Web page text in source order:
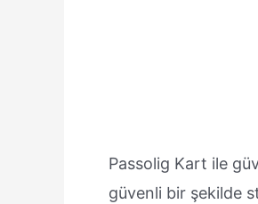
Passolig Kart ile
güvenli bir şekilde